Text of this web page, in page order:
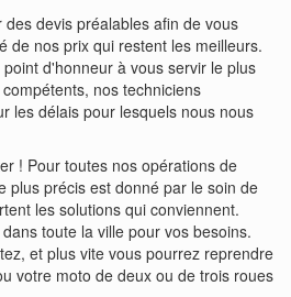
devis préalables afin de vous
de nos prix qui restent les meilleurs.
d'honneur à vous servir le plus
nos techniciens
les délais pour lesquels nous nous
! Pour toutes nos opérations de
plus précis est donné par le soin de
les solutions qui conviennent.
toute la ville pour vos besoins.
et plus vite vous pourrez reprendre
votre moto de deux ou de trois roues